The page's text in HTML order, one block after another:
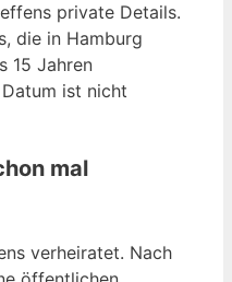
private Details.
die in Hamburg
15 Jahren
ist nicht
mal
verheiratet. Nach